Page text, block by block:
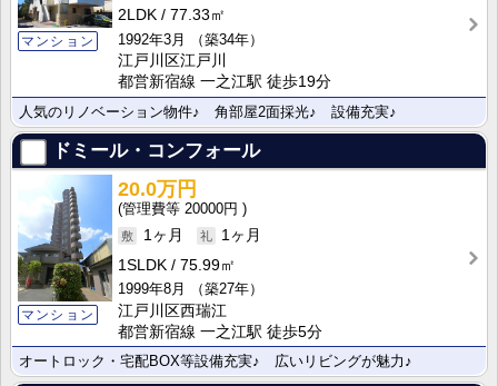
マンション
2LDK
77.33㎡
1992年3月
（築34年）
江戸川区江戸川
都営新宿線 一之江駅 徒歩19分
人気のリノベーション物件♪ 角部屋2面採光♪ 設備充実♪
ドミール・コンフォール
マンション
20.0万円
20000円
1ヶ月
1ヶ月
1SLDK
75.99㎡
1999年8月
（築27年）
江戸川区西瑞江
都営新宿線 一之江駅 徒歩5分
オートロック・宅配BOX等設備充実♪ 広いリビングが魅力♪